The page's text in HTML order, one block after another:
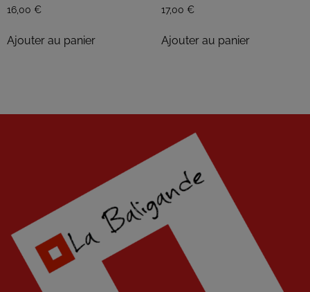
16,00 €
Ajouter au panier
17,00 €
Ajouter au panier